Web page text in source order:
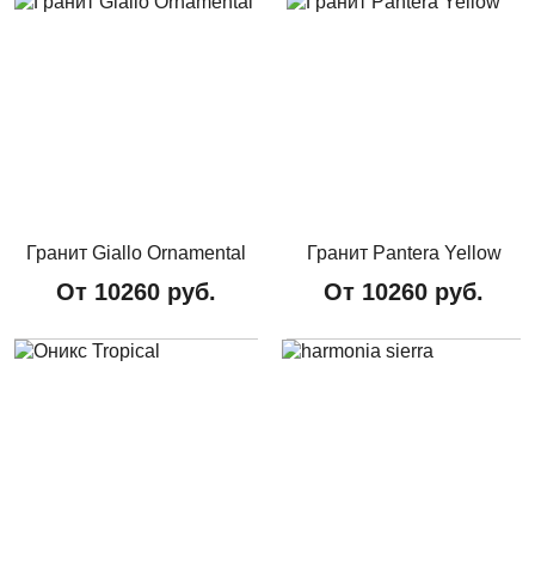
Гранит Giallo Ornamental
От 10260 руб.
Гранит Pantera Yellow
От 10260 руб.